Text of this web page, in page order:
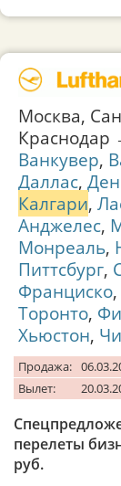
Москва,
Краснодар
Ванкувер,
Даллас,
Калгари,
Анджелес,
Монреаль,
Питтсбург,
Франциско,
Торонто,
Хьюстон,
Продажа:
Вылет:
перелеты
руб.